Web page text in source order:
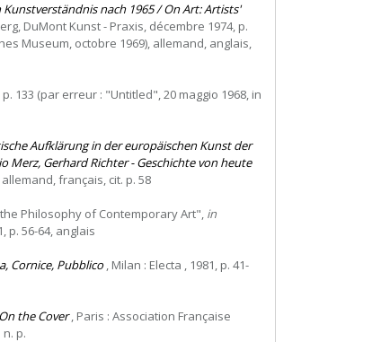
nach 1965 / On Art: Artists'
DuMont Kunst - Praxis, décembre 1974, p.
Museum, octobre 1969), allemand, anglais,
133 (par erreur : "Untitled", 20 maggio 1968, in
Aufklärung in der europäischen Kunst der
Merz, Gerhard Richter - Geschichte von heute
français, cit. p. 58
Philosophy of Contemporary Art", in
p. 56-64, anglais
Cornice, Pubblico, Milan : Electa , 1981, p. 41-
the Cover, Paris : Association Française
p.